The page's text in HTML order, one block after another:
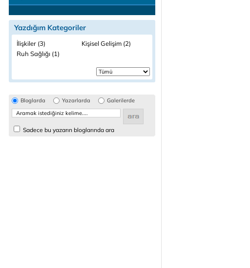
Yazdığım Kategoriler
İlişkiler (3)
Kişisel Gelişim (2)
Ruh Sağlığı (1)
Bloglarda Yazarlarda Galerilerde
Sadece bu yazarın bloglarında ara